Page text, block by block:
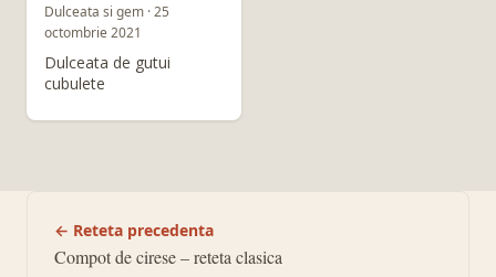
Dulceata si gem · 25
octombrie 2021
Dulceata de gutui
cubulete
← Reteta precedenta
Compot de cirese – reteta clasica